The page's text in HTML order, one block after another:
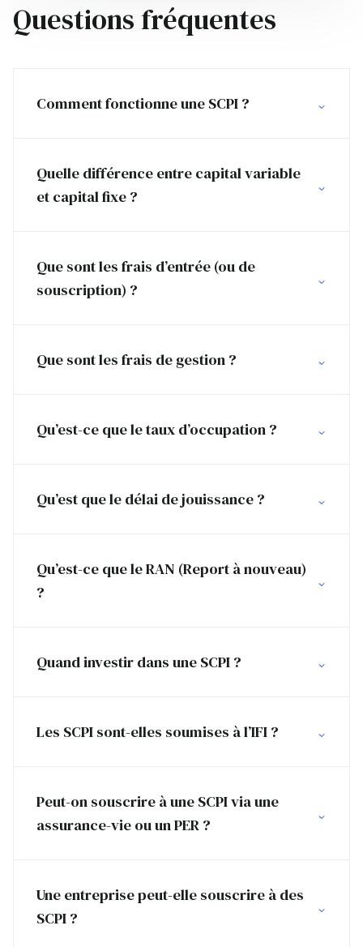
Questions fréquentes
Comment fonctionne une SCPI ?
Quelle différence entre capital variable
et capital fixe ?
Que sont les frais d’entrée (ou de
souscription) ?
Que sont les frais de gestion ?
Qu’est-ce que le taux d’occupation ?
Qu’est que le délai de jouissance ?
Qu’est-ce que le RAN (Report à nouveau)
?
Quand investir dans une SCPI ?
Les SCPI sont-elles soumises à l’IFI ?
Peut-on souscrire à une SCPI via une
assurance-vie ou un PER ?
Une entreprise peut-elle souscrire à des
SCPI ?